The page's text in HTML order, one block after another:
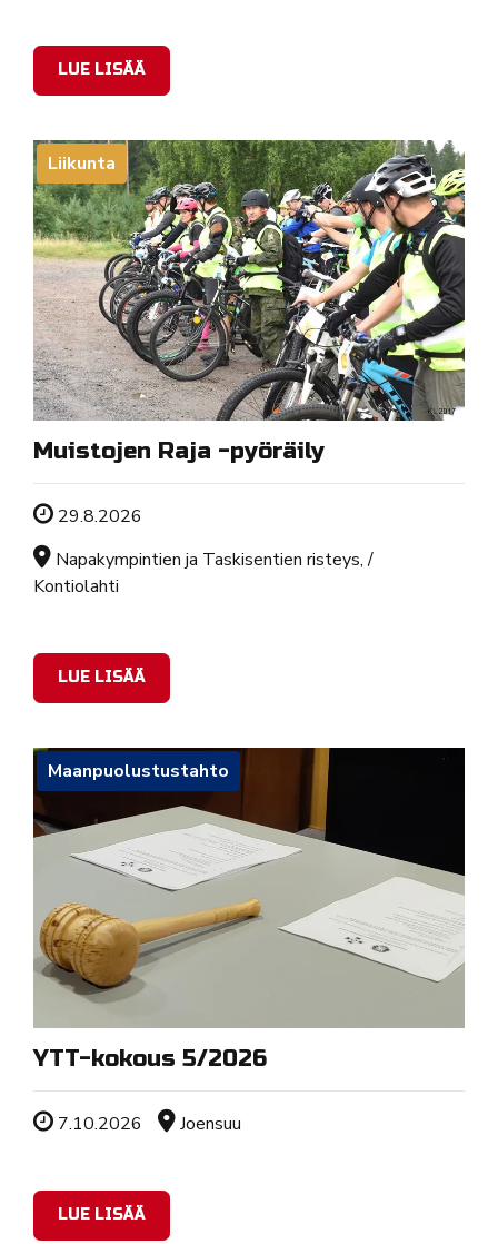
LUE LISÄÄ
Liikunta
Muistojen Raja -pyöräily
Tapahtuman ajankohta
29.8.2026
Sijainti
Napakympintien ja Taskisentien risteys, /
Kontiolahti
LUE LISÄÄ
Maanpuolustustahto
YTT-kokous 5/2026
Tapahtuman ajankohta
7.10.2026 Sijainti
Joensuu
LUE LISÄÄ